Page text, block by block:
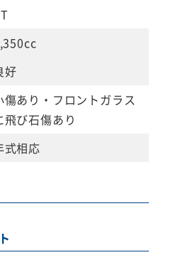
好
傷あり・フロントガラス
飛び石傷あり
式相応